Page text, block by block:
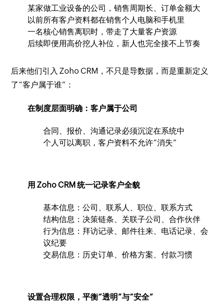
某家做工业设备的公司，销售周期长、订单金额大
以前所有客户资料都在销售个人电脑和手机里
一名核心销售离职时，带走了大量客户资源
后续即便用高价挖人补位，新人也完全接不上节奏
后来他们引入 Zoho CRM，不只是导数据，而是重新定义
了“客户属于谁”：
在制度层面明确：客户属于公司
合同、报价、沟通记录必须沉淀在系统中
个人可以离职，客户资料不允许“消失”
用 Zoho CRM 统一记录客户全貌
基本信息：公司、联系人、职位、联系方式
结构信息：决策链条、关联子公司、合作伙伴
行为信息：拜访记录、邮件往来、电话记录、会
议纪要
交易信息：历史订单、价格方案、付款习惯
设置合理权限，平衡“透明”与“安全”